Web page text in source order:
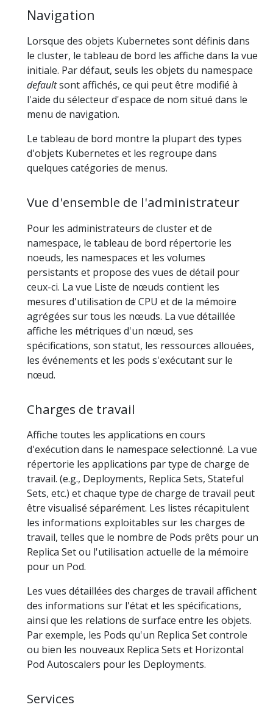
Navigation
Lorsque des objets Kubernetes sont définis dans
le cluster, le tableau de bord les affiche dans la vue
initiale. Par défaut, seuls les objets du namespace
defaultsont affichés, ce qui peut être modifié à
l'aide du sélecteur d'espace de nom situé dans le
menu de navigation.
Le tableau de bord montre la plupart des types
d'objets Kubernetes et les regroupe dans
quelques catégories de menus.
Vue d'ensemble de l'administrateur
Pour les administrateurs de cluster et de
namespace, le tableau de bord répertorie les
noeuds, les namespaces et les volumes
persistants et propose des vues de détail pour
ceux-ci. La vue Liste de nœuds contient les
mesures d'utilisation de CPU et de la mémoire
agrégées sur tous les nœuds. La vue détaillée
affiche les métriques d'un nœud, ses
spécifications, son statut, les ressources allouées,
les événements et les pods s'exécutant sur le
nœud.
Charges de travail
Affiche toutes les applications en cours
d'exécution dans le namespace selectionné. La vue
répertorie les applications par type de charge de
travail. (e.g., Deployments, Replica Sets, Stateful
Sets, etc.) et chaque type de charge de travail peut
être visualisé séparément. Les listes récapitulent
les informations exploitables sur les charges de
travail, telles que le nombre de Pods prêts pour un
Replica Set ou l'utilisation actuelle de la mémoire
pour un Pod.
Les vues détaillées des charges de travail affichent
des informations sur l'état et les spécifications,
ainsi que les relations de surface entre les objets.
Par exemple, les Pods qu'un Replica Set controle
ou bien les nouveaux Replica Sets et Horizontal
Pod Autoscalers pour les Deployments.
Services